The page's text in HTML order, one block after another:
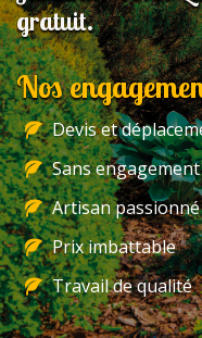
gratuit.
Nos
Devis et
Sans engagement
Artisan passionné
Prix imbattable
Travail de qualité